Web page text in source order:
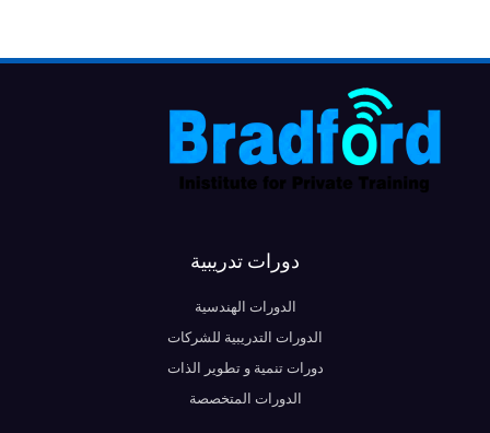
دورات تدريبية
الدورات الهندسية
الدورات التدريبية للشركات
دورات تنمية و تطوير الذات
الدورات المتخصصة